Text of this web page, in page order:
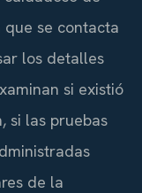
que se contacta
los detalles
si existió
si las pruebas
de la